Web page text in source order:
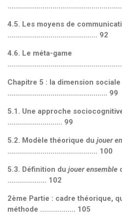
4.5. Les moyens de
.............................................. 92
4.6. Le méta-game
Chapitre 5 : la dimension
................................................... 99
5.1. Une approche
............................ 99
5.2. Modèle théorique du jouer
.............................................. 100
5.3. Définition du jouer ensemble
.................... 102
2ème Partie : cadre théorique,
méthode .................. 105